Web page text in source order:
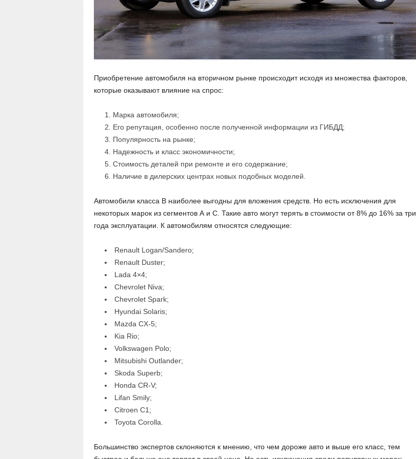
Приобретение автомобиля на вторичном рынке происходит исходя из множества факторов,
которые оказывают влияние на спрос:
Марка автомобиля;
Его репутация, особенно после полученной информации из ГИБДД;
Популярность на рынке;
Надежность и класс экономичности;
Стоимость деталей при ремонте и его содержание;
Наличие в дилерских центрах новых подобных моделей.
Автомобили класса В наиболее выгодны для вложения средств. Но есть исключения для
некоторых марок из сегментов А и С. Такие авто могут терять в стоимости от 8% до 16% за три
года эксплуатации. К автомобилям относятся следующие:
Renault Logan/Sandero;
Renault Duster;
Lada 4×4;
Chevrolet Niva;
Chevrolet Spark;
Hyundai Solaris;
Mazda CX-5;
Kia Rio;
Volkswagen Polo;
Mitsubishi Outlander;
Skoda Superb;
Honda CR-V;
Lifan Smily;
Citroen C1;
Toyota Corolla.
Большинство экспертов склоняются к мнению, что чем дороже авто и выше его класс, тем